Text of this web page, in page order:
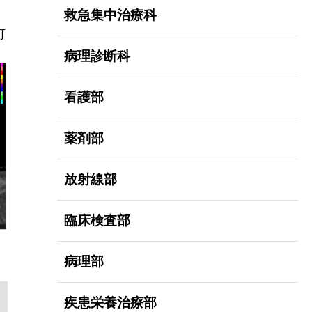
救急集中治療科
病理診断科
看護部
薬剤部
放射線部
臨床検査部
病理部
疾患栄養治療部